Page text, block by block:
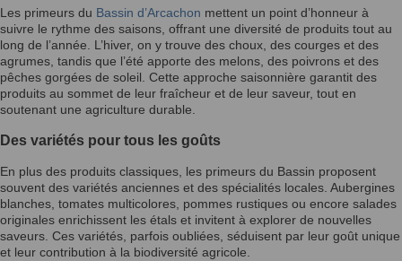
Les primeurs du Bassin d’Arcachon mettent un point d’honneur à
suivre le rythme des saisons, offrant une diversité de produits tout au
long de l’année. L’hiver, on y trouve des choux, des courges et des
agrumes, tandis que l’été apporte des melons, des poivrons et des
pêches gorgées de soleil. Cette approche saisonnière garantit des
produits au sommet de leur fraîcheur et de leur saveur, tout en
soutenant une agriculture durable.
Des variétés pour tous les goûts
En plus des produits classiques, les primeurs du Bassin proposent
souvent des variétés anciennes et des spécialités locales. Aubergines
blanches, tomates multicolores, pommes rustiques ou encore salades
originales enrichissent les étals et invitent à explorer de nouvelles
saveurs. Ces variétés, parfois oubliées, séduisent par leur goût unique
et leur contribution à la biodiversité agricole.